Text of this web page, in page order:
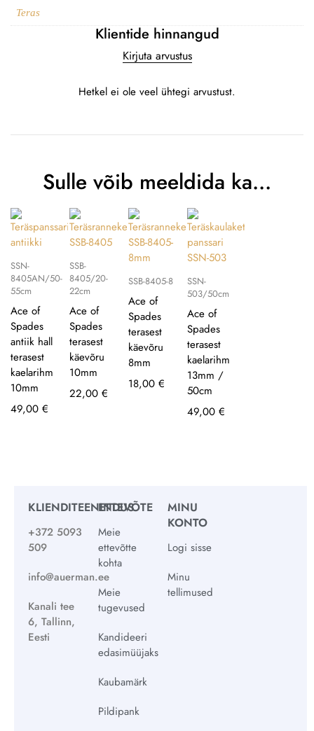
Teras
Klientide hinnangud
Kirjuta arvustus
Hetkel ei ole veel ühtegi arvustust.
Sulle võib meeldida ka…
SSN-
8405AN/50-
55cm
Ace of
Spades
antiik hall
terasest
kaelarihm
10mm
49,00 €
SSB-
8405/20-
22cm
Ace of
Spades
terasest
käevõru
10mm
22,00 €
SSB-8405-8
Ace of
Spades
terasest
käevõru
8mm
18,00 €
SSN-
503/50cm
Ace of
Spades
terasest
kaelarihm
13mm /
50cm
49,00 €
KLIENDITEENINDUS
+372 5093
509
info@auerman.ee
Kanali tee
6, Tallinn,
Eesti
ETTEVÕTE
Meie
ettevõtte
kohta
Meie
tugevused
Kandideeri
edasimüüjaks
Kaubamärk
Pildipank
MINU
KONTO
Logi sisse
Minu
tellimused